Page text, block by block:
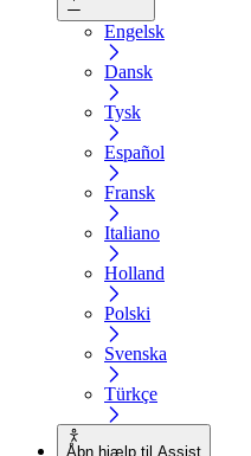
Engelsk
Dansk
Tysk
Español
Fransk
Italiano
Holland
Polski
Svenska
Türkçe
Åbn hjælp til Assist